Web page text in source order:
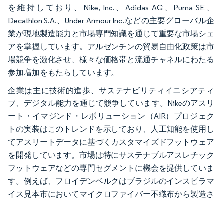
を維持しており、Nike, Inc.、Adidas AG、Puma SE、
Decathlon S.A.、Under Armour Inc.などの主要グローバル企
業が現地製造能力と市場専門知識を通じて重要な市場シェ
アを掌握しています。アルゼンチンの貿易自由化政策は市
場競争を激化させ、様々な価格帯と流通チャネルにわたる
参加増加をもたらしています。
企業は主に技術的進歩、サステナビリティイニシアティ
ブ、デジタル能力を通じて競争しています。Nikeのアスリ
ート・イマジンド・レボリューション（AIR）プロジェク
トの実装はこのトレンドを示しており、人工知能を使用し
てアスリートデータに基づくカスタマイズドフットウェア
を開発しています。市場は特にサステナブルアスレチック
フットウェアなどの専門セグメントに機会を提供していま
す。例えば、フロイデンベルクはブラジルのインスピラマ
イス見本市においてマイクロファイバー不織布から製造さ